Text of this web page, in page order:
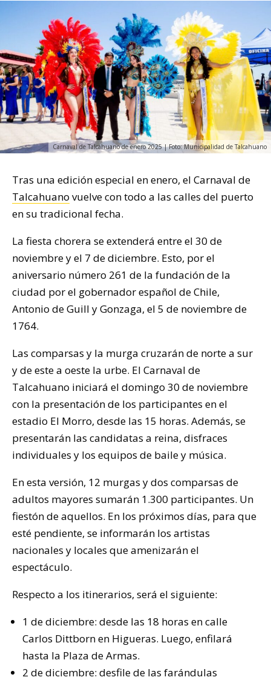
Carnaval de Talcahuano de enero 2025 | Foto: Municipalidad de Talcahuano
Tras una edición especial en enero, el Carnaval de
Talcahuano vuelve con todo a las calles del puerto
en su tradicional fecha.
La fiesta chorera se extenderá entre el 30 de
noviembre y el 7 de diciembre. Esto, por el
aniversario número 261 de la fundación de la
ciudad por el gobernador español de Chile,
Antonio de Guill y Gonzaga, el 5 de noviembre de
1764.
Las comparsas y la murga cruzarán de norte a sur
y de este a oeste la urbe. El Carnaval de
Talcahuano iniciará el domingo 30 de noviembre
con la presentación de los participantes en el
estadio El Morro, desde las 15 horas. Además, se
presentarán las candidatas a reina, disfraces
individuales y los equipos de baile y música.
En esta versión, 12 murgas y dos comparsas de
adultos mayores sumarán 1.300 participantes. Un
fiestón de aquellos. En los próximos días, para que
esté pendiente, se informarán los artistas
nacionales y locales que amenizarán el
espectáculo.
Respecto a los itinerarios, será el siguiente:
1 de diciembre: desde las 18 horas en calle
Carlos Dittborn en Higueras. Luego, enfilará
hasta la Plaza de Armas.
2 de diciembre: desfile de las farándulas